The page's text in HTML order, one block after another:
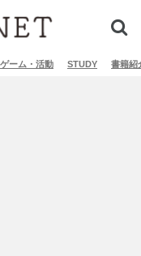
ゲーム・活動 STUDY 書籍紹